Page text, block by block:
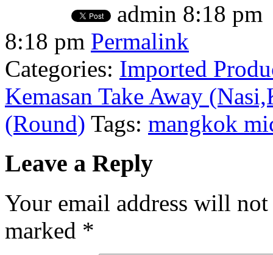
admin 8:18 pm
8:18 pm Permalink
Categories: Imported
Kemasan Take Away
(Round) Tags: mangkok
Leave a Reply
Your email address will
marked *